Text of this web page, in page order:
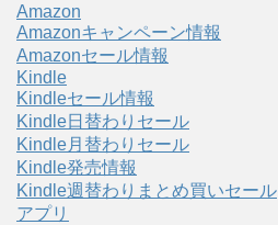
Amazon
Amazonキャンペーン情報
Amazonセール情報
Kindle
Kindleセール情報
Kindle日替わりセール
Kindle月替わりセール
Kindle発売情報
Kindle週替わりまとめ買いセール
アプリ